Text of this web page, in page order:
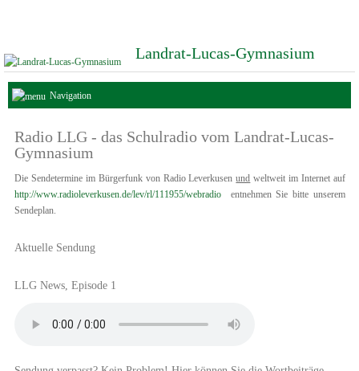
Landrat-Lucas-Gymnasium
Navigation
Radio LLG - das Schulradio vom Landrat-Lucas-
Gymnasium
Die Sendetermine im Bürgerfunk von Radio Leverkusenund weltweit im Internet auf
http://www.radioleverkusen.de/lev/rl/111955/webradio entnehmen Sie bitte unserem
Sendeplan.
Aktuelle Sendung
LLG News, Episode 1